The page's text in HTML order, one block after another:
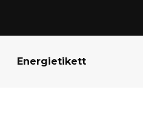
Energietikett